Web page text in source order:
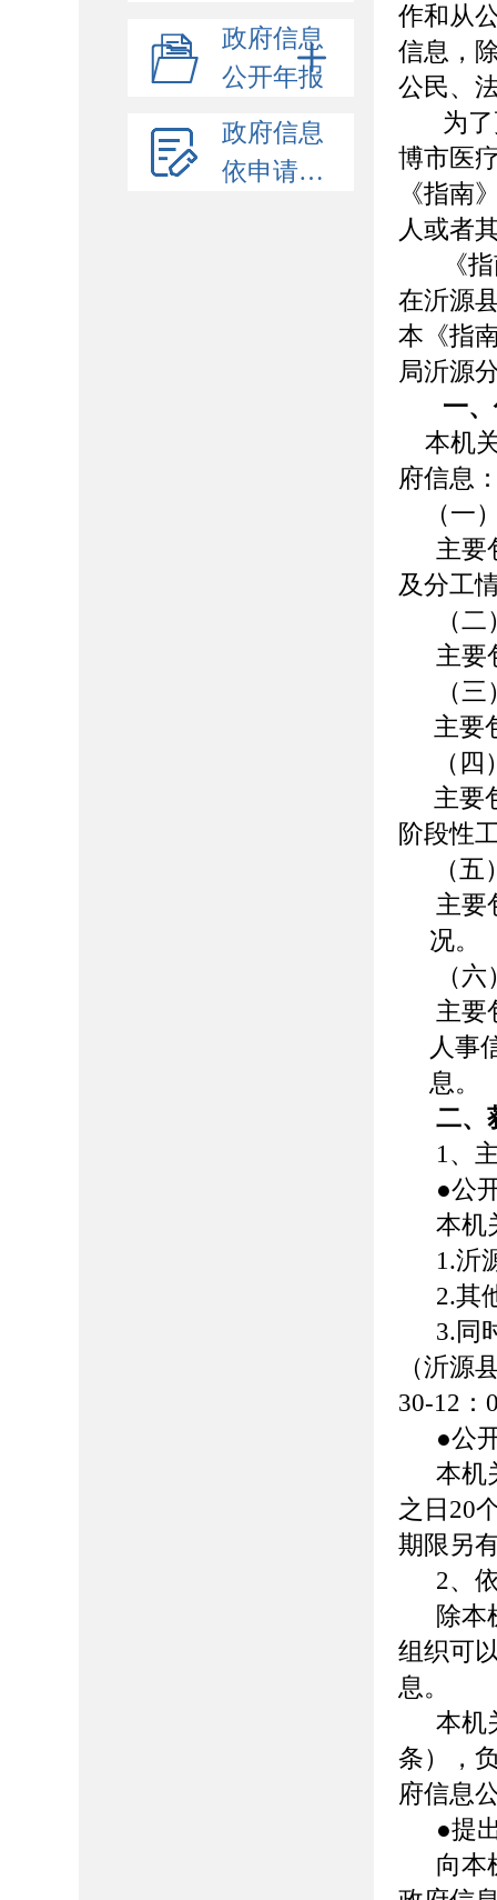
政府信息
公开年报
政府信息
依申请公开
作和从
信息，
公民、
为
博市医
《指南
人或者
《
在沂源
本《指
局沂源
一、
本机
府信息
（一
主要
及分工
（
主要
（三
主要
（四
主要
阶段性
（五
主要
况。
（六
主要
人事
息。
二、
1、
●公
本机
1.沂
2.其
3.同
（沂源
30-12：
●公
本机
之日20
期限另
2、
除本
组织可
息。
本机
条），
府信息
●提
向本